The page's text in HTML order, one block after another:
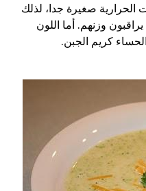
الحرارية صغيرة جدا، لذلك
وزنهم. أما اللون
كريم الجبن.